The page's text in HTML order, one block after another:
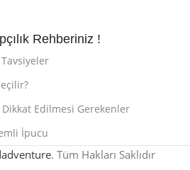
Rehberiniz !
Edilmesi Gerekenler
İpucu
. Tüm Hakları Saklıdır